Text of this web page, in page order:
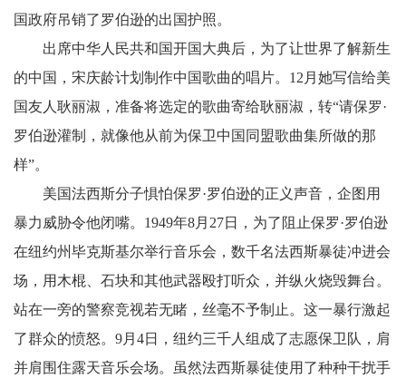
国政府吊销了罗伯逊的出国护照。
出席中华人民共和国开国大典后，为了让世界了解新生
的中国，宋庆龄计划制作中国歌曲的唱片。12月她写信给美
国友人耿丽淑，准备将选定的歌曲寄给耿丽淑，转“请保罗·
罗伯逊灌制，就像他从前为保卫中国同盟歌曲集所做的那
样”。
美国法西斯分子惧怕保罗·罗伯逊的正义声音，企图用
暴力威胁令他闭嘴。1949年8月27日，为了阻止保罗·罗伯逊
在纽约州毕克斯基尔举行音乐会，数千名法西斯暴徒冲进会
场，用木棍、石块和其他武器殴打听众，并纵火烧毁舞台。
站在一旁的警察竞视若无睹，丝毫不予制止。这一暴行激起
了群众的愤怒。9月4日，纽约三千人组成了志愿保卫队，肩
并肩围住露天音乐会场。虽然法西斯暴徒使用了种种干扰手